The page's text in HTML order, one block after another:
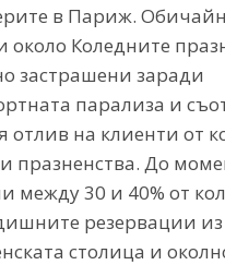
в Париж.
около Коледните
застрашени заради
парализа и
отлив на клиенти от
празненства. До
между 30 и 40% от
резервации из
столица и